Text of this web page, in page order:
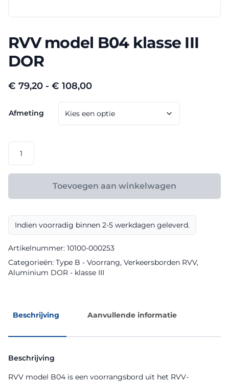
RVV model B04 klasse III
DOR
€ 79,20 - € 108,00Prijsklasse:
€ 79,20
tot
€ 108,00
Afmeting
model
B04
III
aantal
Toevoegen aan winkelwagen
Indien voorradig binnen 2-5 werkdagen geleverd.
Artikelnummer: 10100-000253
Categorieën: Type B - Voorrang, Verkeersborden RVV,
Aluminium DOR - klasse III
Beschrijving Aanvullende informatie
Beschrijving
RVV model B04 is een voorrangsbord uit het RVV-